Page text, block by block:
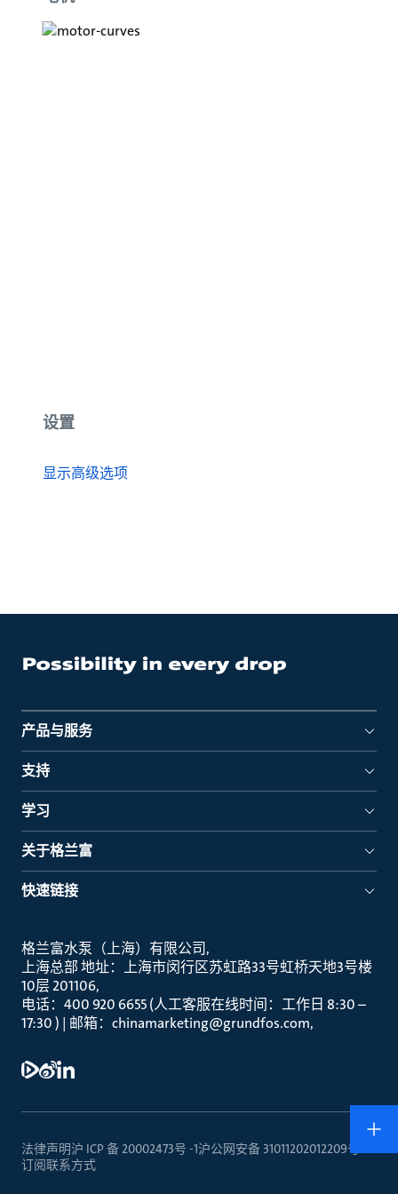
设置
显示高级选项
产品与服务
支持
学习
关于格兰富
快速链接
格兰富水泵（上海）有限公司
上海总部 地址：上海市闵行区苏虹路33号虹桥天地3号楼
10层 201106
电话：400 920 6655 (人工客服在线时间：工作日 8:30 –
17:30 ) | 邮箱：chinamarketing@grundfos.com
法律声明沪 ICP 备 20002473号 -1沪公网安备 31011202012209号
订阅联系方式